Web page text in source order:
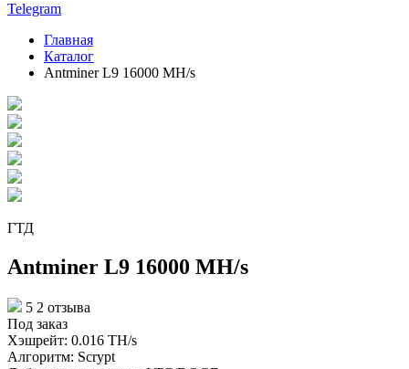
Telegram
Главная
Каталог
Antminer L9 16000 MH/s
ГТД
Antminer L9 16000 MH/s
5 2 отзыва
Под заказ
Хэшрейт: 0.016 TH/s
Алгоритм: Scrypt